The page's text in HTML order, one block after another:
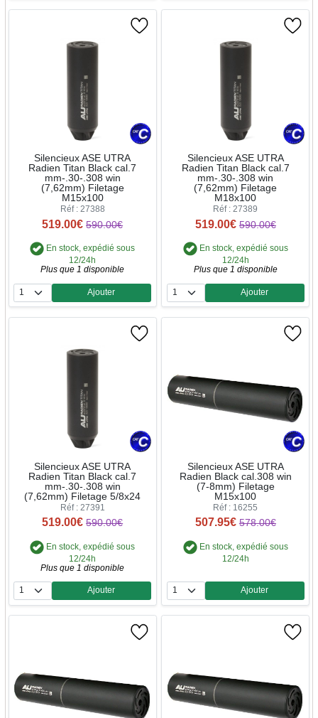
Silencieux ASE UTRA
Radien Titan Black cal.7
mm-.30-.308 win
(7,62mm) Filetage
M15x100
Réf : 27388
519.00€ 590.00€
En stock, expédié sous
12/24h
Plus que 1 disponible
Quantité
Ajouter
Silencieux ASE UTRA
Radien Titan Black cal.7
mm-.30-.308 win
(7,62mm) Filetage
M18x100
Réf : 27389
519.00€ 590.00€
En stock, expédié sous
12/24h
Plus que 1 disponible
Quantité
Ajouter
Silencieux ASE UTRA
Radien Titan Black cal.7
mm-.30-.308 win
(7,62mm) Filetage 5/8x24
Réf : 27391
519.00€ 590.00€
En stock, expédié sous
12/24h
Plus que 1 disponible
Quantité
Ajouter
Silencieux ASE UTRA
Radien Black cal.308 win
(7-8mm) Filetage
M15x100
Réf : 16255
507.95€ 578.00€
En stock, expédié sous
12/24h
Quantité
Ajouter